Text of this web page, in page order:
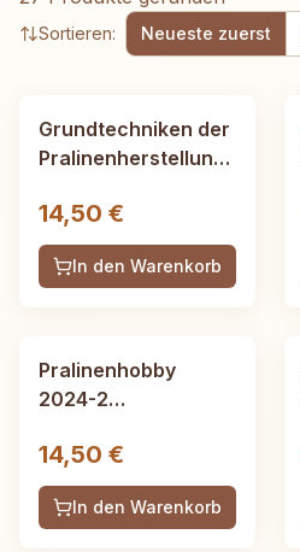
Sortieren: Neueste zuerst
Bestseller
Grundtechniken der
Pralinenherstellung
2020, 96 Seiten
14,50 €
In den Warenkorb
Bestseller
Pralinenhobby
2024-2
(Sonderausgabe),
52 Seiten
14,50 €
In den Warenkorb